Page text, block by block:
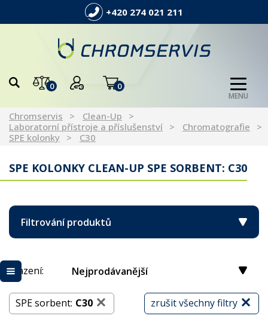
+420 274 021 211
0 0
MENU
Chromservis
Clean-Up
Laboratorní přístroje a příslušenství
Chromatografie
SPE kolonky
C30
SPE KOLONKY CLEAN-UP SPE SORBENT: C30
Filtrování produktů
Řazení: Nejprodávanější
zrušit všechny filtry
SPE sorbent: C30